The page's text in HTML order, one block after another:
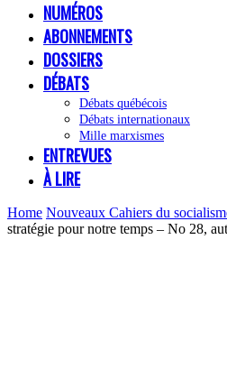
NUMÉROS
ABONNEMENTS
DOSSIERS
DÉBATS
Débats québécois
Débats internationaux
Mille marxismes
ENTREVUES
À LIRE
Home Nouveaux Cahiers du
stratégie pour notre temps – No 28,